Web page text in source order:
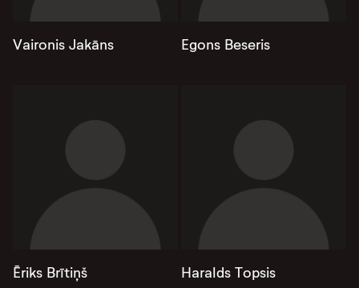
Vaironis Jakāns Egons Beseris
Ēriks Brītiņš Haralds Topsis